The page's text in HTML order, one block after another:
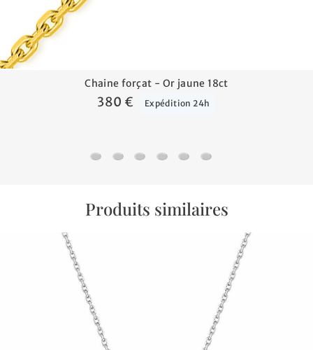
Chaine forçat - Or jaune 18ct
380 € Expédition 24h
Chaine forçat - Or jaune 18ct
Chaine marine battue - Or jaune 18ct
Chaine gourmette cheval alternée
Chaine forçat miroir - Or jaune
Chaine forçat rond - Or
Bracelet croix - Or
Produits similaires